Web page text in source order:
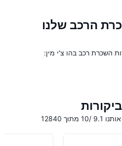
הרכב שלנו
השכרת רכב בהו צ'י מין:
12840